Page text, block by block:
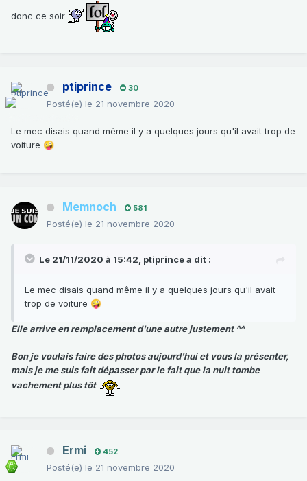
donc ce soir
ptiprince 30
Posté(e) le 21 novembre 2020
Le mec disais quand même il y a quelques jours qu'il avait trop de
voiture 🤪
Memnoch 581
Posté(e) le 21 novembre 2020
Le 21/11/2020 à 15:42, ptiprincea dit :
Le mec disais quand même il y a quelques jours qu'il avait
trop de voiture 🤪
Elle arrive en remplacement d'une autre justement ^^
Bon je voulais faire des photos aujourd'hui et vous la présenter,
mais je me suis fait dépasser par le fait que la nuit tombe
vachement plus tôt
Ermi 452
Posté(e) le 21 novembre 2020